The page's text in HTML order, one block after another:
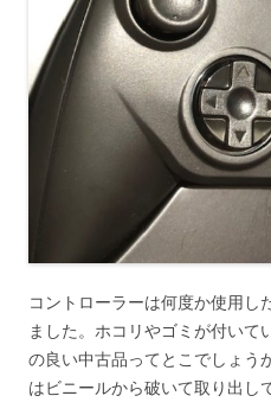
コントローラーは何度か使用し
ました。ホコリやゴミが付いて
の良い中古品ってとこでしょう
はビニールから破いて取り出し